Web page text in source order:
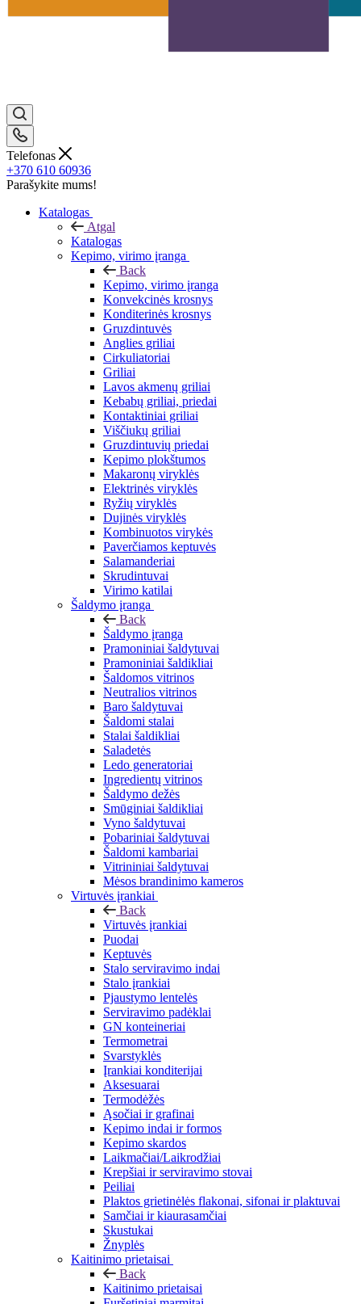
Telefonas
+370 610 60936
Parašykite mums!
Katalogas
Atgal
Katalogas
Kepimo, virimo įranga
Back
Kepimo, virimo įranga
Konvekcinės krosnys
Konditerinės krosnys
Gruzdintuvės
Anglies griliai
Cirkuliatoriai
Griliai
Lavos akmenų griliai
Kebabų griliai, priedai
Kontaktiniai griliai
Viščiukų griliai
Gruzdintuvių priedai
Kepimo plokštumos
Makaronų viryklės
Elektrinės viryklės
Ryžių viryklės
Dujinės viryklės
Kombinuotos virykės
Paverčiamos keptuvės
Salamanderiai
Skrudintuvai
Virimo katilai
Šaldymo įranga
Back
Šaldymo įranga
Pramoniniai šaldytuvai
Pramoniniai šaldikliai
Šaldomos vitrinos
Neutralios vitrinos
Baro šaldytuvai
Šaldomi stalai
Stalai šaldikliai
Saladetės
Ledo generatoriai
Ingredientų vitrinos
Šaldymo dežės
Smūginiai šaldikliai
Vyno šaldytuvai
Pobariniai šaldytuvai
Šaldomi kambariai
Vitrininiai šaldytuvai
Mėsos brandinimo kameros
Virtuvės įrankiai
Back
Virtuvės įrankiai
Puodai
Keptuvės
Stalo serviravimo indai
Stalo įrankiai
Pjaustymo lentelės
Serviravimo padėklai
GN konteineriai
Termometrai
Svarstyklės
Įrankiai konditerijai
Aksesuarai
Termodėžės
Ąsočiai ir grafinai
Kepimo indai ir formos
Kepimo skardos
Laikmačiai/Laikrodžiai
Krepšiai ir serviravimo stovai
Peiliai
Plaktos grietinėlės flakonai, sifonai ir plaktuvai
Samčiai ir kiaurasamčiai
Skustukai
Žnyplės
Kaitinimo prietaisai
Back
Kaitinimo prietaisai